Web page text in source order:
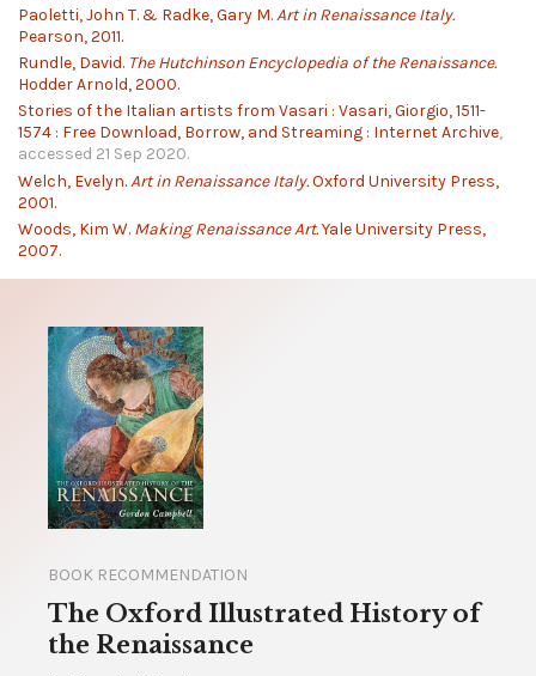
Paoletti, John T. & Radke, Gary M.Art in Renaissance Italy.
Pearson, 2011.
Rundle, David. The Hutchinson Encyclopedia of the Renaissance.
Hodder Arnold, 2000.
Stories of the Italian artists from Vasari : Vasari, Giorgio, 1511-
1574 : Free Download, Borrow, and Streaming : Internet Archive,
accessed 21 Sep 2020.
Welch, Evelyn.Art in Renaissance Italy.Oxford University Press,
2001.
Woods, Kim W. Making Renaissance Art.Yale University Press,
2007.
BOOK RECOMMENDATION
The Oxford Illustrated History of
the Renaissance